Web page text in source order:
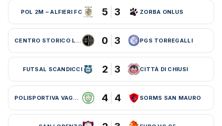
POL 2M – ALFIERI FC 5 3 ZORBA ONLUS
CENTRO STORICO LEBOWSKI 0 3 PGS TORREGALLI
FUTSAL SCANDICCI 2 3 CITTÀ DI CHIUSI
POLISPORTIVA VAGLIA 4 4 SORMS SAN MAURO